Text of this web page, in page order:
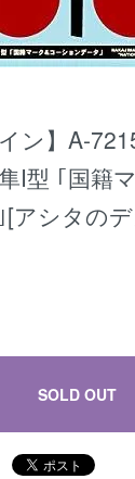
ン】A-
I型 ｢国籍
[アシタの
SOLD OUT